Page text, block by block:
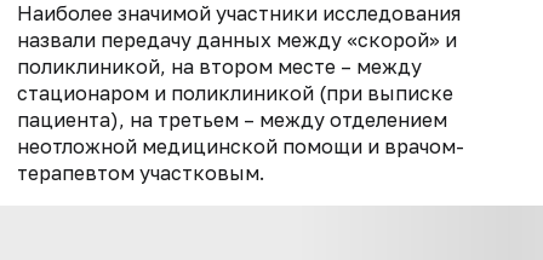
Наиболее значимой участники исследования
назвали передачу данных между «скорой» и
поликлиникой, на втором месте – между
стационаром и поликлиникой (при выписке
пациента), на третьем – между отделением
неотложной медицинской помощи и врачом-
терапевтом участковым.